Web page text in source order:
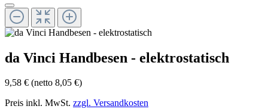
da Vinci Handbesen - elektrostatisch
9,58 € (netto 8,05 €)
Preis inkl. MwSt. zzgl. Versandkosten